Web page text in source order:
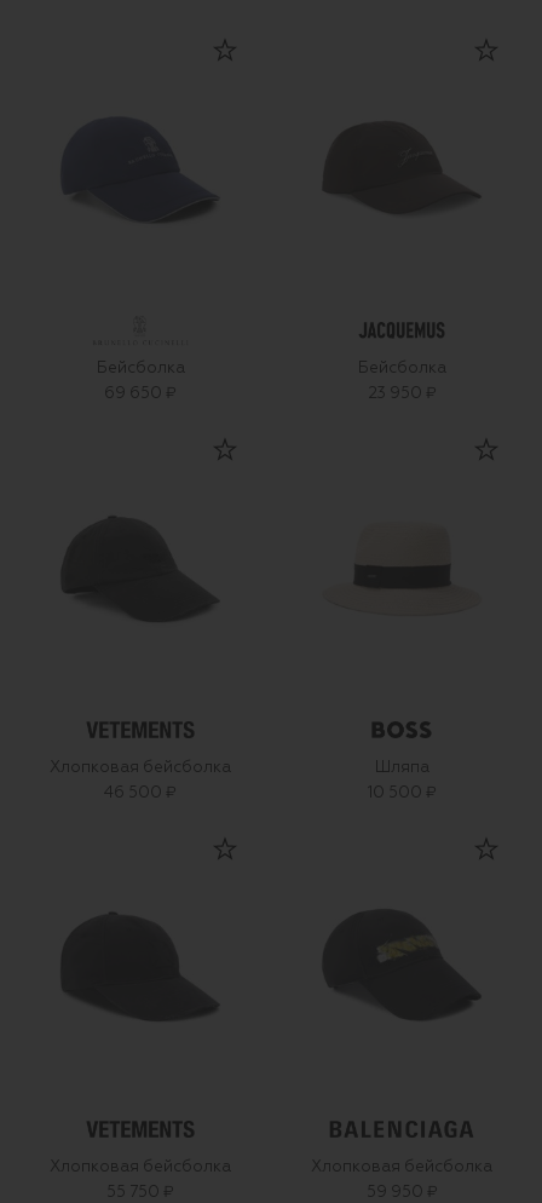
Бейсболка
69 650 ₽
Бейсболка
23 950 ₽
Хлопковая бейсболка
46 500 ₽
Шляпа
10 500 ₽
Хлопковая бейсболка
55 750 ₽
Хлопковая бейсболка
59 950 ₽